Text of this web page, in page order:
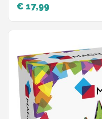
€ 17,99